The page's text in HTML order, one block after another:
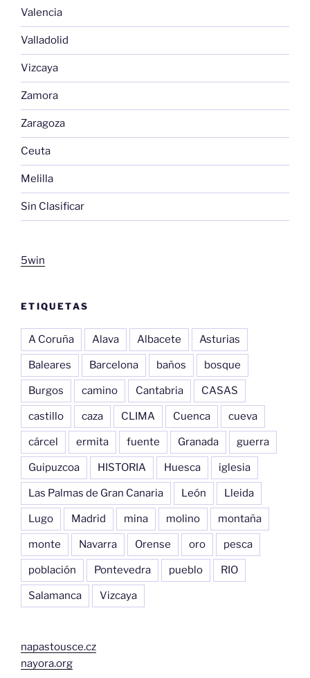
Valencia
Valladolid
Vizcaya
Zamora
Zaragoza
Ceuta
Melilla
Sin Clasificar
5win
ETIQUETAS
A Coruña Alava Albacete Asturias
Baleares Barcelona baños bosque
Burgos camino Cantabria CASAS
castillo caza CLIMA Cuenca cueva
cárcel ermita fuente Granada guerra
Guipuzcoa HISTORIA Huesca iglesia
Las Palmas de Gran Canaria León Lleida
Lugo Madrid mina molino montaña
monte Navarra Orense oro pesca
población Pontevedra pueblo RIO
Salamanca Vizcaya
napastousce.cz
nayora.org